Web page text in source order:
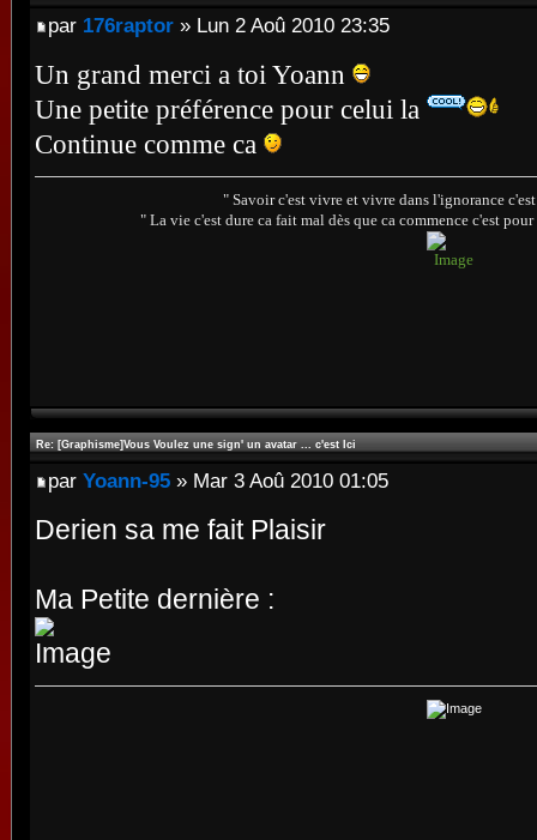
par 176raptor » Lun 2 Aoû 2010 23:35
Un grand merci a toi Yoann
Une petite préférence pour celui la
Continue comme ca
" Savoir c'est vivre et vivre dans l'ignorance
" La vie c'est dure ca fait mal dès que ca commence c'est
Re: [Graphisme]Vous Voulez une sign' un avatar ... c'est Ici
par Yoann-95 » Mar 3 Aoû 2010 01:05
Derien sa me fait Plaisir
Ma Petite dernière :